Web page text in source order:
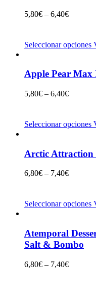
5,80€ – 6,40€
Seleccionar opciones
Apple Pear Max
5,80€ – 6,40€
Seleccionar opciones
Arctic Attraction
6,80€ – 7,40€
Seleccionar opciones
Atemporal
Salt & Bombo
6,80€ – 7,40€